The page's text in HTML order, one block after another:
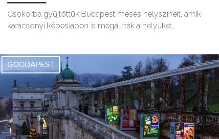
Csokorba gyűjtöttük Budapest mesés helyszíneit, amik
karácsonyi képeslapon is megállnák a helyüket.
GOODAPEST